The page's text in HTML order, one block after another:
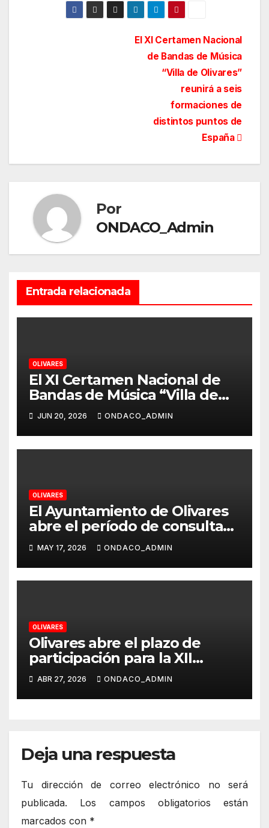
El XI Certamen Nacional
de Bandas de Música
“Villa de Olivares”
reunirá a seis
formaciones de
distintos puntos de
España
Por
ONDACO_Admin
Entrada relacionada
OLIVARES
El XI Certamen Nacional de
Bandas de Música “Villa de
Olivares” reunirá a seis
formaciones de distintos
puntos de España
JUN 20, 2026 ONDACO_ADMIN
OLIVARES
El Ayuntamiento de Olivares
abre el período de consulta
pública previa a la aprobación
de la nueva ordenanza
reguladora de vehículos de
movilidad personal
MAY 17, 2026 ONDACO_ADMIN
OLIVARES
Olivares abre el plazo de
participación para la XII
edición del Certamen de
Canción Española “Olivo de
Plata” 2026
ABR 27, 2026 ONDACO_ADMIN
Deja una respuesta
Tu dirección de correo electrónico no será
publicada.
Los campos obligatorios están
marcados con *